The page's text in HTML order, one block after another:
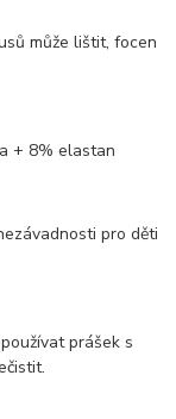
může lištit, focen
+ 8% elastan
pro děti
prášek s